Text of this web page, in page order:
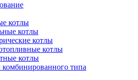
котлы
котлы
котлы
котлы
котлы
типа